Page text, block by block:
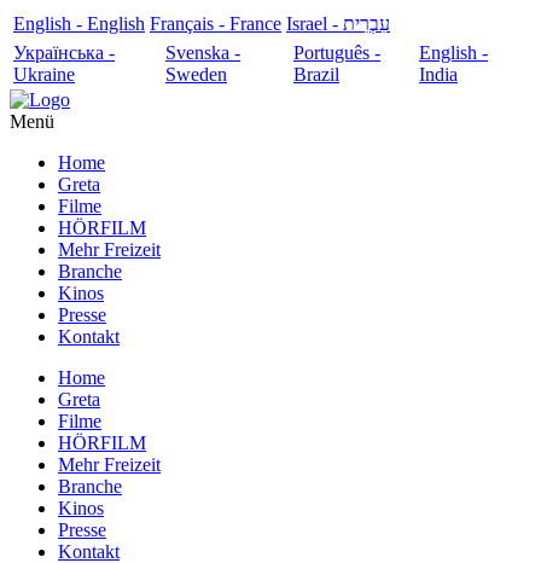
English - English Français - France
עִבְרִית - Israel
Українська -
Ukraine
Svenska -
Sweden
Português -
Brazil
English -
India
Menü
Home
Greta
Filme
HÖRFILM
Mehr Freizeit
Branche
Kinos
Presse
Kontakt
Home
Greta
Filme
HÖRFILM
Mehr Freizeit
Branche
Kinos
Presse
Kontakt